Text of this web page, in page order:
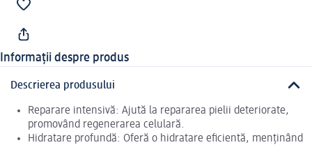
Informații despre produs
Descrierea produsului
Reparare intensivă: Ajută la repararea pielii deteriorate,
promovând regenerarea celulară.
Hidratare profundă: Oferă o hidratare eficientă, menținând